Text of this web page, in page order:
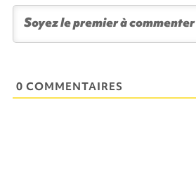
0 COMMENTAIRES